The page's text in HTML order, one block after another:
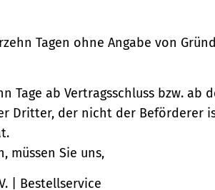
Tagen ohne Angabe von
Tage ab Vertragsschluss bzw. ab
Dritter, der nicht der Beförderer
müssen Sie uns,
| Bestellservice